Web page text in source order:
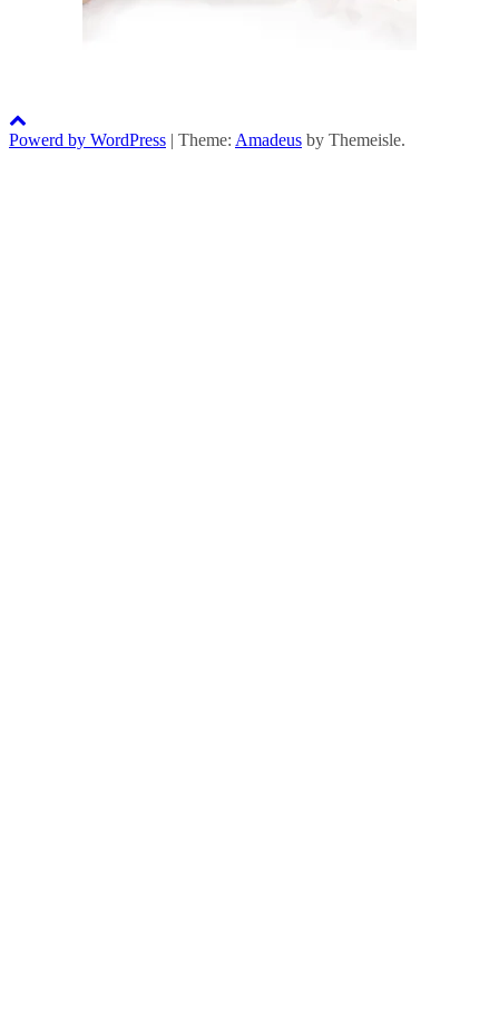
Powerd by WordPress | Theme: Amadeus by Themeisle.